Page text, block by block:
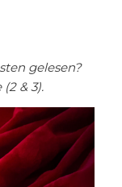
gelesen?
& 3).